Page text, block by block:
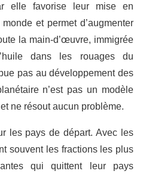
elle favorise leur mise en
et permet d’augmenter
la main-d’œuvre, immigrée
dans les rouages du
pas au développement des
n’est pas un modèle
ne résout aucun problème.
les pays de départ. Avec les
souvent les fractions les plus
qui quittent leur pays